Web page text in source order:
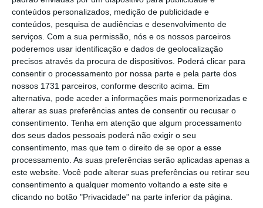
conteúdos personalizados, medição de publicidade e
conteúdos, pesquisa de audiências e desenvolvimento de
serviços. Com a sua permissão, nós e os nossos parceiros
poderemos usar identificação e dados de geolocalização
precisos através da procura de dispositivos. Poderá clicar para
consentir o processamento por nossa parte e pela parte dos
nossos 1731 parceiros, conforme descrito acima. Em
alternativa, pode aceder a informações mais pormenorizadas e
alterar as suas preferências antes de consentir ou recusar o
consentimento. Tenha em atenção que algum processamento
dos seus dados pessoais poderá não exigir o seu
consentimento, mas que tem o direito de se opor a esse
processamento. As suas preferências serão aplicadas apenas a
este website. Você pode alterar suas preferências ou retirar seu
consentimento a qualquer momento voltando a este site e
clicando no botão "Privacidade" na parte inferior da página.
Os presidentes executivos da Merck, da Under
Armour, da Intel, da Aliança para a Indústria
Americana, da Federação Americana do
Trabalho e Congresso de Organizações
Industriais, da 3M e da Campbell Soup
quiseram distanciar-se do presidente por
considerarem que a sua posição em relação
ao acontecimentos deste fim de semananão
estavam em linha com os valores das suas
empresas.